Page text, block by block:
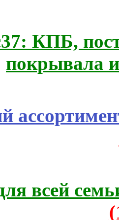
КПБ,
покрывала
всей